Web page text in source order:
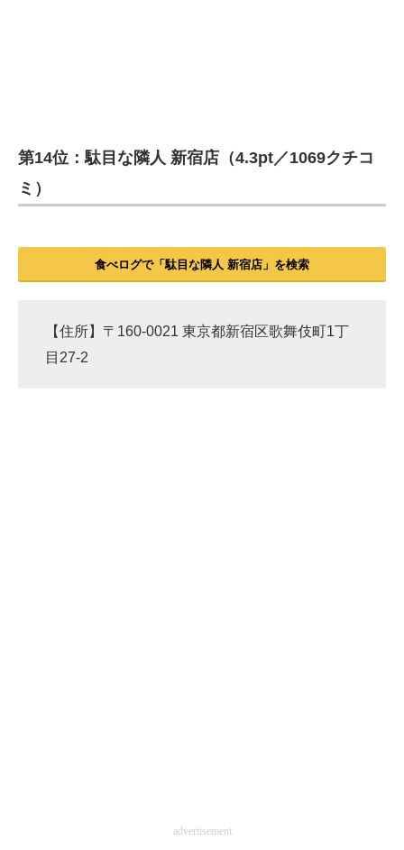
第14位：駄目な隣人 新宿店（4.3pt／1069クチコ
ミ）
食べログで「駄目な隣人 新宿店」を検索
【住所】〒160-0021 東京都新宿区歌舞伎町1丁
目27-2
advertisement